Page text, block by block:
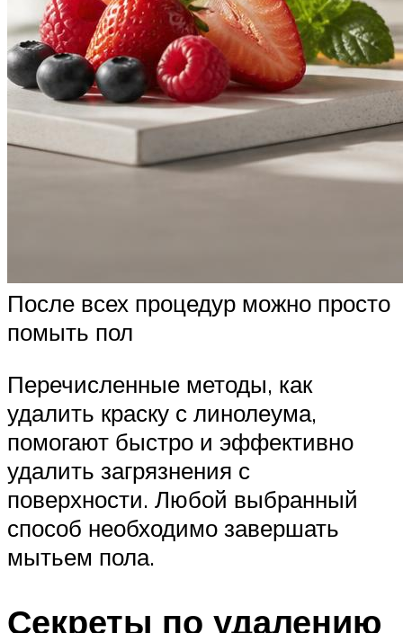
После всех процедур можно просто
помыть пол
Перечисленные методы, как
удалить краску с линолеума,
помогают быстро и эффективно
удалить загрязнения с
поверхности. Любой выбранный
способ необходимо завершать
мытьем пола.
Секреты по удалению